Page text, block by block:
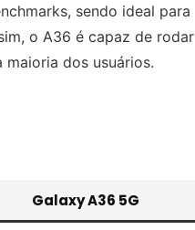
sendo ideal para
o A36 é capaz de rodar
dos usuários.
Galaxy A36 5G